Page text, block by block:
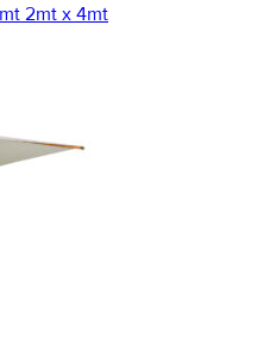
2mt x 4mt